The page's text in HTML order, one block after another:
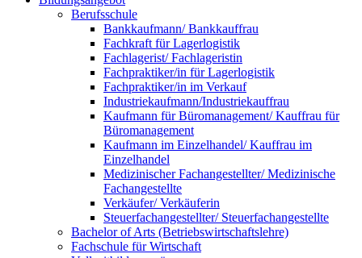
Berufsschule
Bankkaufmann/ Bankkauffrau
Fachkraft für Lagerlogistik
Fachlagerist/ Fachlageristin
Fachpraktiker/in für Lagerlogistik
Fachpraktiker/in im Verkauf
Industriekaufmann/Industriekauffrau
Kaufmann für Büromanagement/ Kauffrau für
Büromanagement
Kaufmann im Einzelhandel/ Kauffrau im
Einzelhandel
Medizinischer Fachangestellter/ Medizinische
Fachangestellte
Verkäufer/ Verkäuferin
Steuerfachangestellter/ Steuerfachangestellte
Bachelor of Arts (Betriebswirtschaftslehre)
Fachschule für Wirtschaft